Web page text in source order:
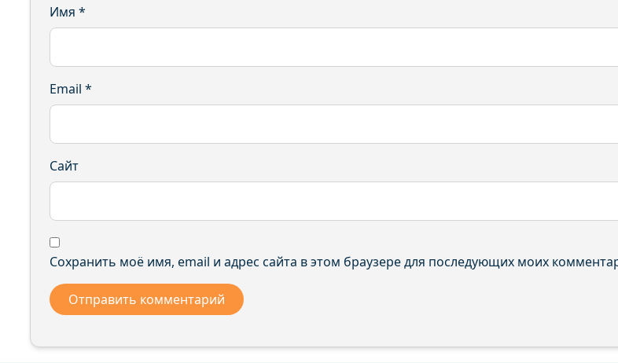
Имя *
Email *
Сайт
Сохранить моё имя, email и адрес сайта в этом браузере для последующих моих